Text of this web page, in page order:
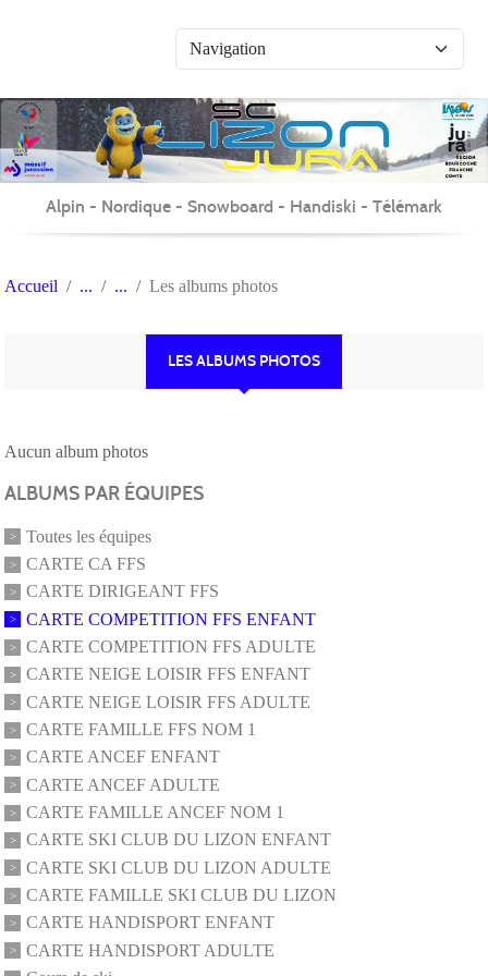
Alpin - Nordique - Snowboard - Handiski - Télémark
Accueil Les albums photos
LES ALBUMS PHOTOS
Aucun album photos
ALBUMS PAR ÉQUIPES
Toutes les équipes
CARTE CA FFS
CARTE DIRIGEANT FFS
CARTE COMPETITION FFS ENFANT
CARTE COMPETITION FFS ADULTE
CARTE NEIGE LOISIR FFS ENFANT
CARTE NEIGE LOISIR FFS ADULTE
CARTE FAMILLE FFS NOM 1
CARTE ANCEF ENFANT
CARTE ANCEF ADULTE
CARTE FAMILLE ANCEF NOM 1
CARTE SKI CLUB DU LIZON ENFANT
CARTE SKI CLUB DU LIZON ADULTE
CARTE FAMILLE SKI CLUB DU LIZON
CARTE HANDISPORT ENFANT
CARTE HANDISPORT ADULTE